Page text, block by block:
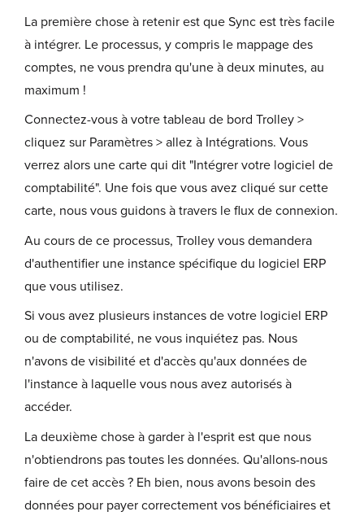
La première chose à retenir est que Sync est très facile
à intégrer. Le processus, y compris le mappage des
comptes, ne vous prendra qu'une à deux minutes, au
maximum !
Connectez-vous à votre tableau de bord Trolley >
cliquez sur Paramètres > allez à Intégrations. Vous
verrez alors une carte qui dit "Intégrer votre logiciel de
comptabilité". Une fois que vous avez cliqué sur cette
carte, nous vous guidons à travers le flux de connexion.
Au cours de ce processus, Trolley vous demandera
d'authentifier une instance spécifique du logiciel ERP
que vous utilisez.
Si vous avez plusieurs instances de votre logiciel ERP
ou de comptabilité, ne vous inquiétez pas. Nous
n'avons de visibilité et d'accès qu'aux données de
l'instance à laquelle vous nous avez autorisés à
accéder.
La deuxième chose à garder à l'esprit est que nous
n'obtiendrons pas toutes les données. Qu'allons-nous
faire de cet accès ? Eh bien, nous avons besoin des
données pour payer correctement vos bénéficiaires et